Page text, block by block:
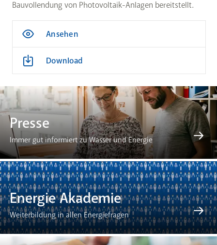
Bauvollendung von Photovoltaik-Anlagen bereitstellt.
Ansehen
Download
Presse
Immer gut informiert zu Wasser und Energie
Energie Akademie
Weiterbildung in allen Energiefragen